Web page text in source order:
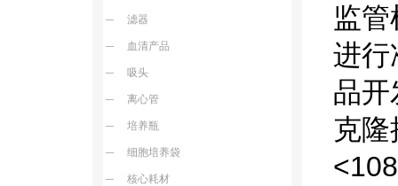
滤器
血清产品
吸头
离心管
培养瓶
细胞培养袋
核心耗材
监
进行
品开
克